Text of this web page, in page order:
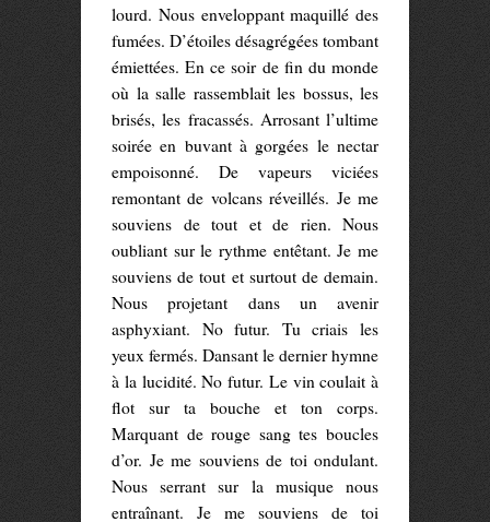
lourd. Nous enveloppant maquillé des
fumées. D’étoiles désagrégées tombant
émiettées. En ce soir de fin du monde
où la salle rassemblait les bossus, les
brisés, les fracassés. Arrosant l’ultime
soirée en buvant à gorgées le nectar
empoisonné. De vapeurs viciées
remontant de volcans réveillés. Je me
souviens de tout et de rien. Nous
oubliant sur le rythme entêtant. Je me
souviens de tout et surtout de demain.
Nous projetant dans un avenir
asphyxiant. No futur. Tu criais les
yeux fermés. Dansant le dernier hymne
à la lucidité. No futur. Le vin coulait à
flot sur ta bouche et ton corps.
Marquant de rouge sang tes boucles
d’or. Je me souviens de toi ondulant.
Nous serrant sur la musique nous
entraînant. Je me souviens de toi